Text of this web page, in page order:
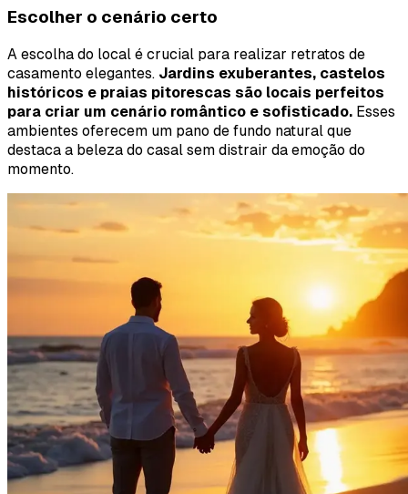
Escolher o cenário certo
A escolha do local é crucial para realizar retratos de
casamento elegantes. Jardins exuberantes, castelos
históricos e praias pitorescas são locais perfeitos
para criar um cenário romântico e sofisticado. Esses
ambientes oferecem um pano de fundo natural que
destaca a beleza do casal sem distrair da emoção do
momento.